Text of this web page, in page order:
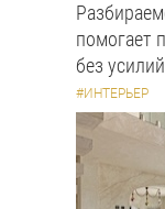
помогает
без
#ИНТЕРЬЕР